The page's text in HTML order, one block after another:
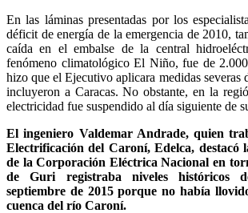
En las láminas presentadas por los
déficit de energía de la emergencia de 2010,
caída en el embalse de la central
fenómeno climatológico El Niño, fue de
hizo que el Ejecutivo aplicara medidas severas
incluyeron a Caracas. No obstante, en la
electricidad fue suspendido al día siguiente de
El ingeniero Valdemar Andrade, quien
Electrificación del Caroní, Edelca, destacó
de la Corporación Eléctrica Nacional en
de Guri registraba niveles históricos
septiembre de 2015 porque no había
cuenca del río Caroní.